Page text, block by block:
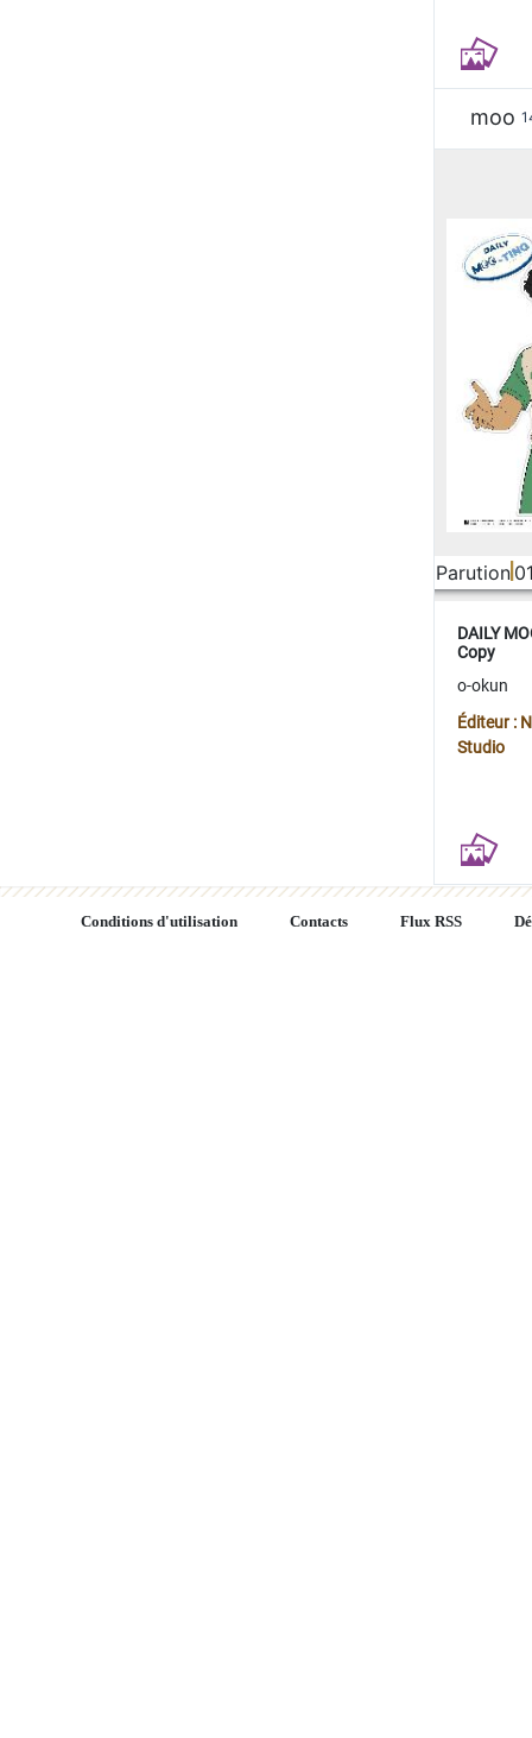
moo
Parution
DAILY
Copy
o-okun
Éditeur :
Studio
Conditions d'utilisation Contacts Flux RSS